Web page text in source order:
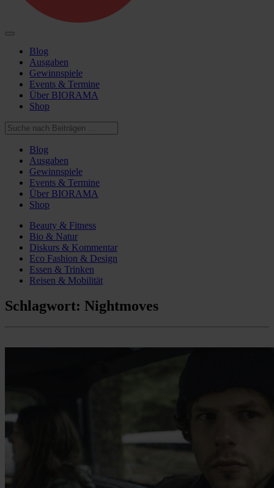
Blog
Ausgaben
Gewinnspiele
Events & Termine
Über BIORAMA
Shop
Blog
Ausgaben
Gewinnspiele
Events & Termine
Über BIORAMA
Shop
Beauty & Fitness
Bio & Natur
Diskurs & Kommentar
Eco Fashion & Design
Essen & Trinken
Reisen & Mobilität
Schlagwort: Nightmoves